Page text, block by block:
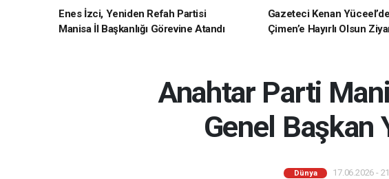
Enes İzci, Yeniden Refah Partisi
Manisa İl Başkanlığı Görevine Atandı
Gazeteci Kenan
Çimen’e Hayırlı Olsun
Anahtar Parti
Genel Başkan
Dünya 17.06.2026 -